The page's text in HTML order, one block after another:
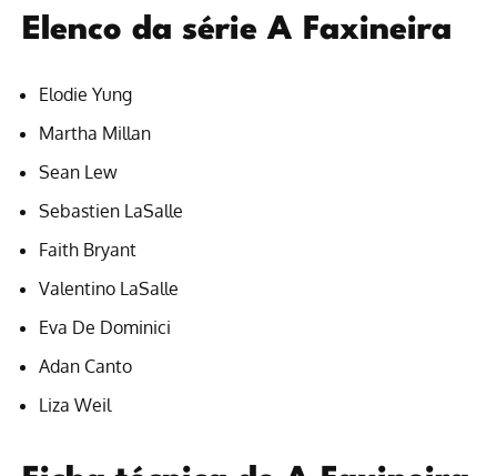
Elenco da série A Faxineira
Elodie Yung
Martha Millan
Sean Lew
Sebastien LaSalle
Faith Bryant
Valentino LaSalle
Eva De Dominici
Adan Canto
Liza Weil